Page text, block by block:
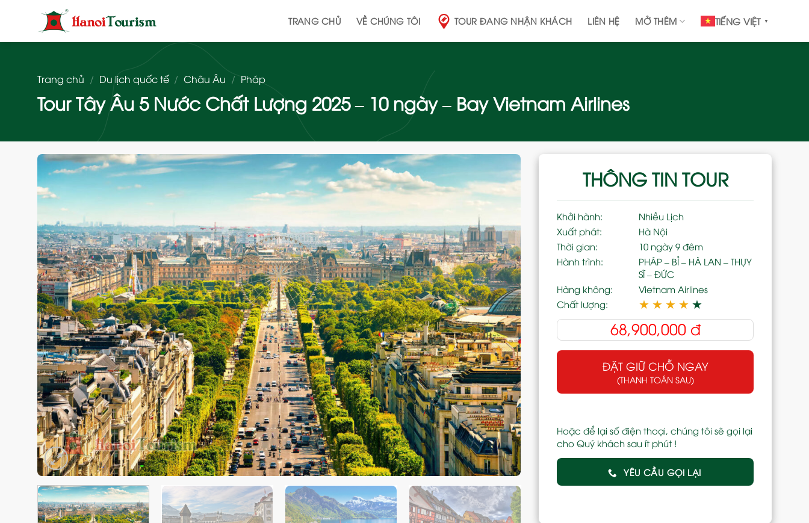
dung
TRANG CHỦ VỀ CHÚNG TÔI TOUR ĐANG NHẬN KHÁCH LIÊN HỆ MỞ THÊM TIẾNG VIỆT ▼
Trang chủ / Du lịch quốc tế / Châu Âu / Pháp
Tour Tây Âu 5 Nước Chất Lượng 2025 – 10 ngày – Bay Vietnam Airlines
Add
to
THÔNG TIN TOUR
Khởi hành:
Nhiều Lịch
Xuất phát:
Hà Nội
Thời gian:
10 ngày 9 đêm
Hành trình:
PHÁP – BỈ – HÀ LAN – THỤY
SĨ – ĐỨC
Hàng không:
Vietnam Airlines
Chất lượng:
★ ★ ★ ★ ★
68,900,000đ
ĐẶT GIỮ CHỖ NGAY
(THANH TOÁN SAU)
Hoặc để lại số điện thoại, chúng tôi sẽ gọi lại
cho Quý khách sau ít phút !
YÊU CẦU GỌI LẠI